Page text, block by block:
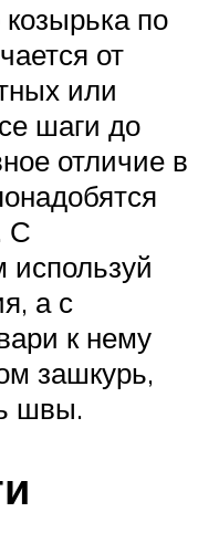
по
от
или
шаги до
отличие в
С
а с
к нему
зашкурь,
швы.